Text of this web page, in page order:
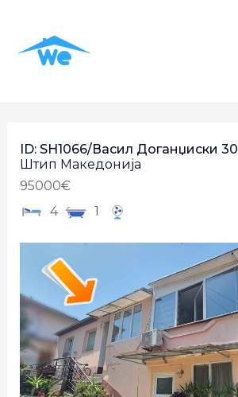
ID: SH1066/Васил Доганџиски 30
Штип Македонија
95000€
4
1